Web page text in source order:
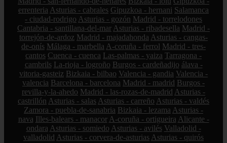
errenteria Asturias - cabrales Gipuzkoa - hernani Salamanca
- ciudad-rodrigo Asturias - gozón Madrid - torrelodones
Cantabria - santillana-del-mar Asturias - ribadesella Madrid -
torrejón-de-ardoz Madrid - majadahonda Asturias - cangas-
de-onís Málaga - marbella A-coruña - ferrol Madrid - tres-
cantos Cuenca - cuenca Las-palmas - yaiza Tarragona -
cambrils La-rioja - logroño Burgos - cardeñadijo álava -
vitoria-gasteiz Bizkaia - bilbao Valencia - gandia Valencia -
valencia Barcelona - barcelona Madrid - madrid Burgos -
revilla-y-la-ahedo Madrid - las-rozas-de-madrid Asturias -
castrillón Asturias - salas Asturias - carreño Asturias - valdés
Zamora - puebla-de-sanabria Bizkaia - lezama Asturias -
nava Illes-balears - manacor A-coruña - ortigueira Alicante -
ondara Asturias - somiedo Asturias - avilés Valladolid -
valladolid Asturias - corvera-de-asturias Asturias - quirós